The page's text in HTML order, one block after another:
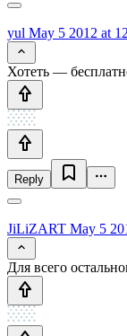
yul May 5 2012 at
Хотеть —
Reply
JiLiZART May 5
Для всего